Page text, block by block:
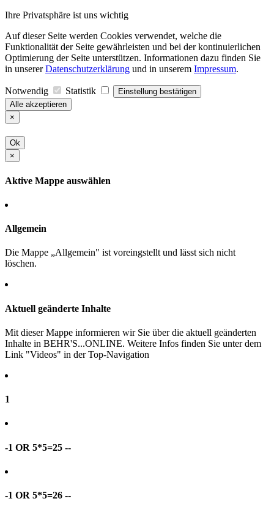
Ihre Privatsphäre ist uns wichtig
Auf dieser Seite werden Cookies verwendet, welche die
Funktionalität der Seite gewährleisten und bei der kontinuierlichen
Optimierung der Seite unterstützen. Informationen dazu finden Sie
in unsererDatenschutzerklärung und in unserem Impressum.
Notwendig Statistik
Einstellung bestätigen
Alle akzeptieren
×
Ok
×
Aktive Mappe auswählen
Allgemein
Die Mappe „Allgemein" ist voreingstellt und lässt sich nicht
löschen.
Aktuell geänderte Inhalte
Mit dieser Mappe informieren wir Sie über die aktuell geänderten
Inhalte in BEHR'S...ONLINE. Weitere Infos finden Sie unter dem
Link "Videos" in der Top-Navigation
1
-1 OR 5*5=25 --
-1 OR 5*5=26 --